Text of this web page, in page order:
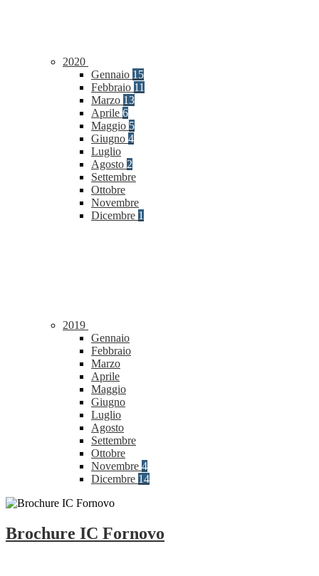
2020
Gennaio 15
Febbraio 11
Marzo 13
Aprile 6
Maggio 5
Giugno 4
Luglio
Agosto 2
Settembre
Ottobre
Novembre
Dicembre 1
2019
Gennaio
Febbraio
Marzo
Aprile
Maggio
Giugno
Luglio
Agosto
Settembre
Ottobre
Novembre 4
Dicembre 14
Brochure IC Fornovo